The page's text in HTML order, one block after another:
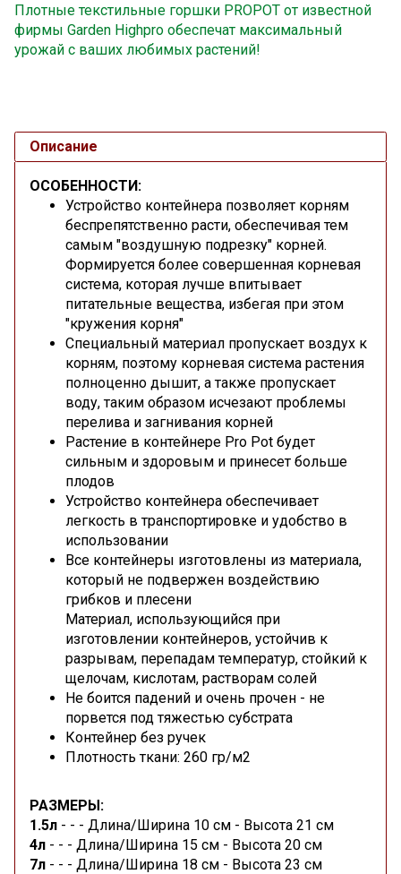
Плотные текстильные горшки PROPOT от известной
фирмы Garden Highpro обеспечат максимальный
урожай с ваших любимых растений!
Описание
ОСОБЕННОСТИ:
Устройство контейнера позволяет корням
беспрепятственно расти, обеспечивая тем
самым "воздушную подрезку" корней.
Формируется более совершенная корневая
система, которая лучше впитывает
питательные вещества, избегая при этом
"кружения корня"
Специальный материал пропускает воздух к
корням, поэтому корневая система растения
полноценно дышит, а также пропускает
воду, таким образом исчезают проблемы
перелива и загнивания корней
Растение в контейнере Pro Pot будет
сильным и здоровым и принесет больше
плодов
Устройство контейнера обеспечивает
легкость в транспортировке и удобство в
использовании
Все контейнеры изготовлены из материала,
который не подвержен воздействию
грибков и плесени
Материал, использующийся при
изготовлении контейнеров, устойчив к
разрывам, перепадам температур, стойкий к
щелочам, кислотам, растворам солей
Не боится падений и очень прочен - не
порвется под тяжестью субстрата
Контейнер без ручек
Плотность ткани: 260 гр/м2
РАЗМЕРЫ:
1.5л - - - Длина/Ширина 10 см - Высота 21 см
4л - - - Длина/Ширина 15 см - Высота 20 см
7л - - - Длина/Ширина 18 см - Высота 23 см